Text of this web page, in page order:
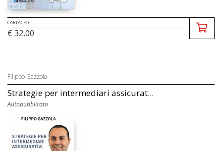
CARTACEO
€ 32,00
Filippo Gazzola
Strategie per intermediari assicurat...
Autopubblicato